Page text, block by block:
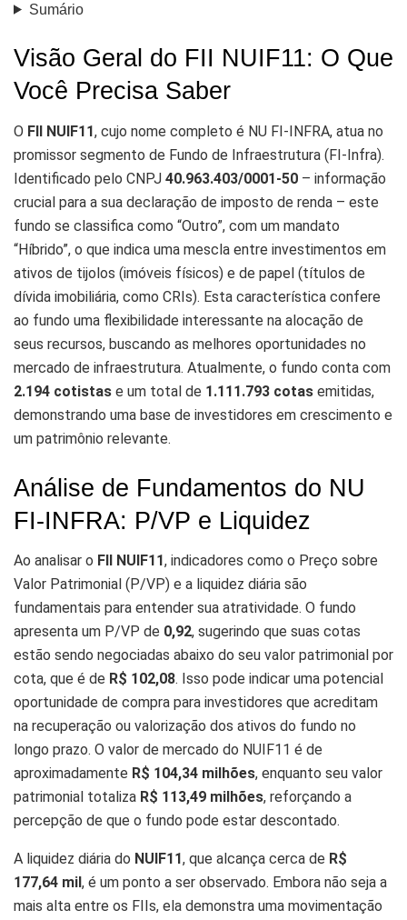
Sumário
Visão Geral do FII NUIF11: O Que
Você Precisa Saber
O FII NUIF11, cujo nome completo é NU FI-INFRA, atua no
promissor segmento de Fundo de Infraestrutura (FI-Infra).
Identificado pelo CNPJ 40.963.403/0001-50 – informação
crucial para a sua declaração de imposto de renda – este
fundo se classifica como “Outro”, com um mandato
“Híbrido”, o que indica uma mescla entre investimentos em
ativos de tijolos (imóveis físicos) e de papel (títulos de
dívida imobiliária, como CRIs). Esta característica confere
ao fundo uma flexibilidade interessante na alocação de
seus recursos, buscando as melhores oportunidades no
mercado de infraestrutura. Atualmente, o fundo conta com
2.194 cotistas e um total de 1.111.793 cotas emitidas,
demonstrando uma base de investidores em crescimento e
um patrimônio relevante.
Análise de Fundamentos do NU
FI-INFRA: P/VP e Liquidez
Ao analisar o FII NUIF11, indicadores como o Preço sobre
Valor Patrimonial (P/VP) e a liquidez diária são
fundamentais para entender sua atratividade. O fundo
apresenta um P/VP de 0,92, sugerindo que suas cotas
estão sendo negociadas abaixo do seu valor patrimonial por
cota, que é de R$ 102,08. Isso pode indicar uma potencial
oportunidade de compra para investidores que acreditam
na recuperação ou valorização dos ativos do fundo no
longo prazo. O valor de mercado do NUIF11 é de
aproximadamente R$ 104,34 milhões, enquanto seu valor
patrimonial totaliza R$ 113,49 milhões, reforçando a
percepção de que o fundo pode estar descontado.
A liquidez diária do NUIF11, que alcança cerca de R$
177,64 mil , é um ponto a ser observado. Embora não seja a
mais alta entre os FIIs, ela demonstra uma movimentação